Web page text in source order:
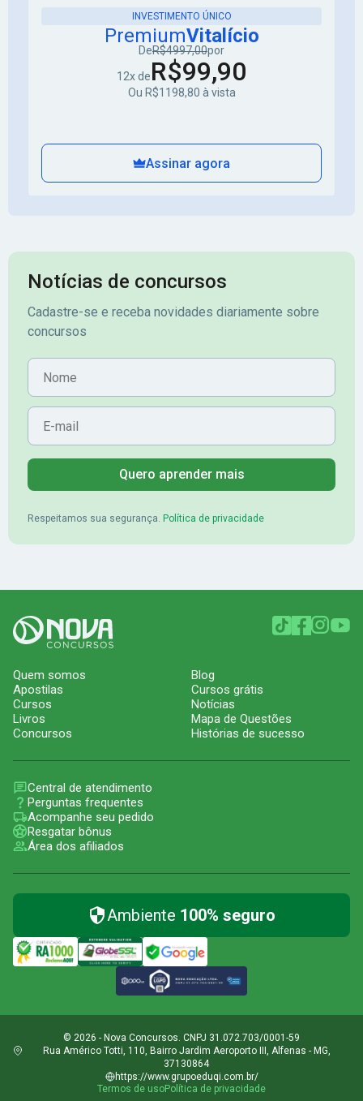
INVESTIMENTO ÚNICO
PremiumVitalício
DeR$4997,00por
12x deR$99,90
Ou R$1198,80 à vista
Assinar agora
Notícias de concursos
Cadastre-se e receba novidades diariamente sobre
concursos
Nome
E-mail
Quero aprender mais
Respeitamos sua segurança. Política de privacidade
Quem somos
Apostilas
Cursos
Livros
Concursos
Blog
Cursos grátis
Notícias
Mapa de Questões
Histórias de sucesso
Central de atendimento
Perguntas frequentes
Acompanhe seu pedido
Resgatar bônus
Área dos afiliados
Ambiente 100% seguro
© 2026 - Nova Concursos. CNPJ 31.072.703/0001-59
Rua Américo Totti, 110, Bairro Jardim Aeroporto III, Alfenas - MG,
37130864
https://www.grupoeduqi.com.br/
Termos de usoPolítica de privacidade